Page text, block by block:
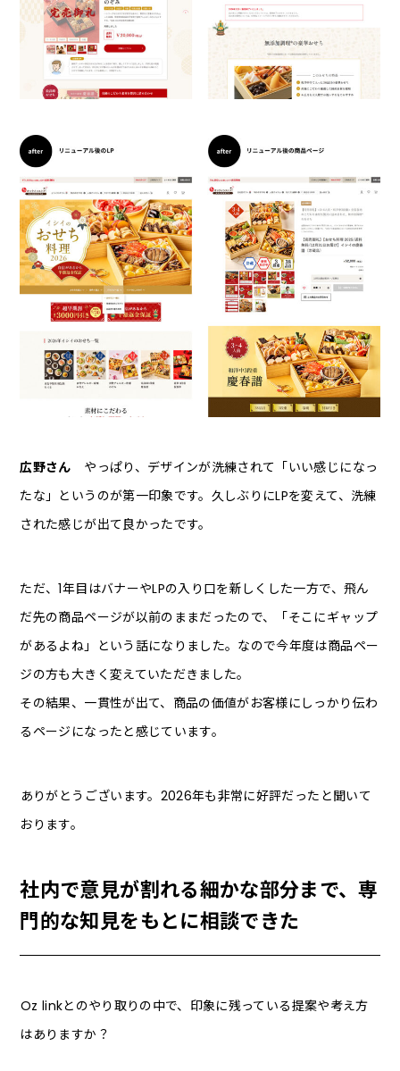
広野さん やっぱり、デザインが洗練されて「いい感じになっ
たな」というのが第一印象です。久しぶりにLPを変えて、洗練
された感じが出て良かったです。
ただ、1年目はバナーやLPの入り口を新しくした一方で、飛ん
だ先の商品ページが以前のままだったので、「そこにギャップ
があるよね」という話になりました。なので今年度は商品ペー
ジの方も大きく変えていただきました。
その結果、一貫性が出て、商品の価値がお客様にしっかり伝わ
るページになったと感じています。
――ありがとうございます。2026年も非常に好評だったと聞いて
おります。
社内で意見が割れる細かな部分まで、専
門的な知見をもとに相談できた
――Oz linkとのやり取りの中で、印象に残っている提案や考え方
はありますか？